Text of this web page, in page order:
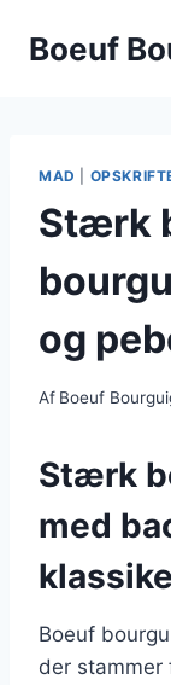
Boeuf
MAD
Stærk
og
Af Boeuf
Stærk
med
Boeuf
der stammer